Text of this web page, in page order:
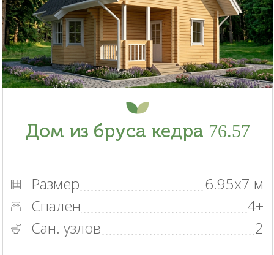
Дом из бруса кедра 76.57
Размер
6.95x7 м
Спален
4+
Сан. узлов
2